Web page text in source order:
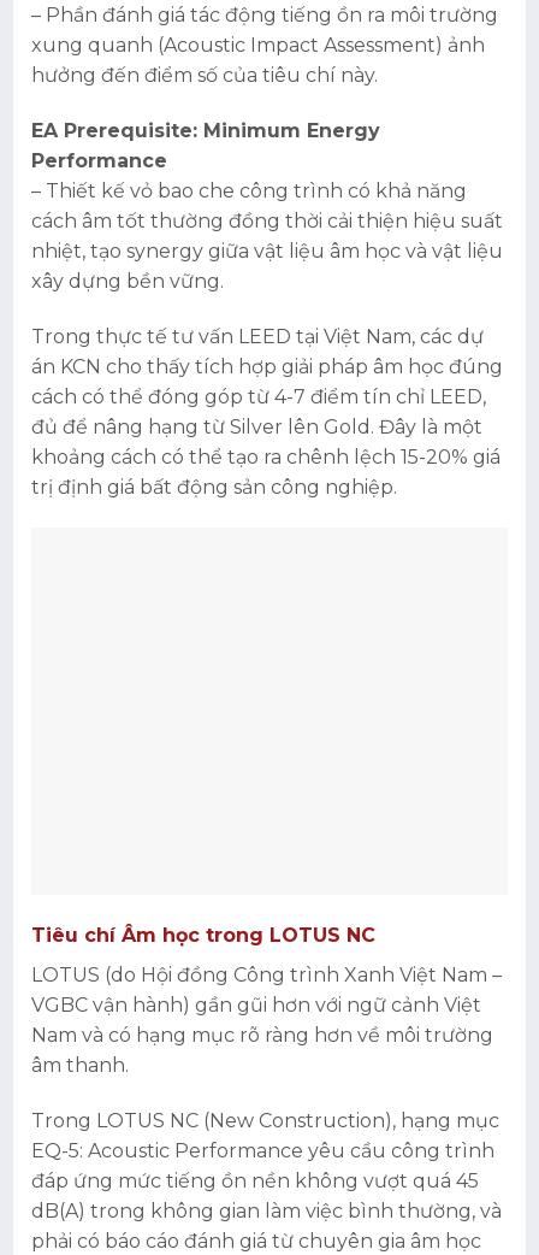
– Phần đánh giá tác động tiếng ồn ra môi trường
xung quanh (Acoustic Impact Assessment) ảnh
hưởng đến điểm số của tiêu chí này.
EA Prerequisite: Minimum Energy
Performance
– Thiết kế vỏ bao che công trình có khả năng
cách âm tốt thường đồng thời cải thiện hiệu suất
nhiệt, tạo synergy giữa vật liệu âm học và vật liệu
xây dựng bền vững.
Trong thực tế tư vấn LEED tại Việt Nam, các dự
án KCN cho thấy tích hợp giải pháp âm học đúng
cách có thể đóng góp từ 4-7 điểm tín chỉ LEED,
đủ để nâng hạng từ Silver lên Gold. Đây là một
khoảng cách có thể tạo ra chênh lệch 15-20% giá
trị định giá bất động sản công nghiệp.
Tiêu chí Âm học trong LOTUS NC
LOTUS (do Hội đồng Công trình Xanh Việt Nam –
VGBC vận hành) gần gũi hơn với ngữ cảnh Việt
Nam và có hạng mục rõ ràng hơn về môi trường
âm thanh.
Trong LOTUS NC (New Construction), hạng mục
EQ-5: Acoustic Performance yêu cầu công trình
đáp ứng mức tiếng ồn nền không vượt quá 45
dB(A) trong không gian làm việc bình thường, và
phải có báo cáo đánh giá từ chuyên gia âm học